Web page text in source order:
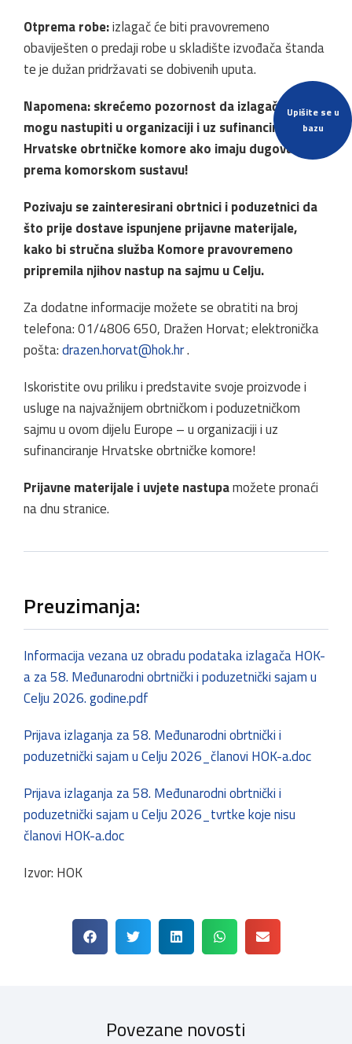
Upišite se u
bazu
Otprema robe:izlagač će biti pravovremeno
obaviješten o predaji robe u skladište izvođača štanda
te je dužan pridržavati se dobivenih uputa.
Napomena: skrećemo pozornost da izlagači ne
mogu nastupiti u organizaciji i uz sufinanciranje
Hrvatske obrtničke komore ako imaju dugovanja
prema komorskom sustavu!
Pozivaju se zainteresirani obrtnici i poduzetnici da
što prije dostave ispunjene prijavne materijale,
kako bi stručna služba Komore pravovremeno
pripremila njihov nastup na sajmu u Celju.
Za dodatne informacije možete se obratiti na broj
telefona: 01/4806 650, Dražen Horvat; elektronička
pošta:drazen.horvat@hok.hr.
Iskoristite ovu priliku i predstavite svoje proizvode i
usluge na najvažnijem obrtničkom i poduzetničkom
sajmu u ovom dijelu Europe – u organizaciji i uz
sufinanciranje Hrvatske obrtničke komore!
Prijavne materijale i uvjete nastupamožete pronaći
na dnu stranice.
Preuzimanja:
Informacija vezana uz obradu podataka izlagača HOK-
a za 58. Međunarodni obrtnički i poduzetnički sajam u
Celju 2026. godine.pdf
Prijava izlaganja za 58. Međunarodni obrtnički i
poduzetnički sajam u Celju 2026_članovi HOK-a.doc
Prijava izlaganja za 58. Međunarodni obrtnički i
poduzetnički sajam u Celju 2026_tvrtke koje nisu
članovi HOK-a.doc
Izvor: HOK
Povezane novosti